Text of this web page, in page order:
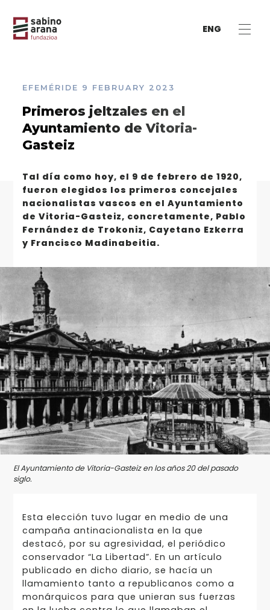
ENG
EFEMÉRIDE 9 FEBRUARY 2023
Primeros jeltzales en el
Ayuntamiento de Vitoria-
Gasteiz
Tal día como hoy, el 9 de febrero de 1920,
fueron elegidos los primeros concejales
nacionalistas vascos en el Ayuntamiento
de Vitoria-Gasteiz, concretamente, Pablo
Fernández de Trokoniz, Cayetano Ezkerra
y Francisco Madinabeitia.
El Ayuntamiento de Vitoria-Gasteiz en los años 20 del pasado
siglo.
Esta elección tuvo lugar en medio de una
campaña antinacionalista en la que
destacó, por su agresividad, el periódico
conservador “La Libertad”. En un artículo
publicado en dicho diario, se hacía un
llamamiento tanto a republicanos como a
monárquicos para que unieran sus fuerzas